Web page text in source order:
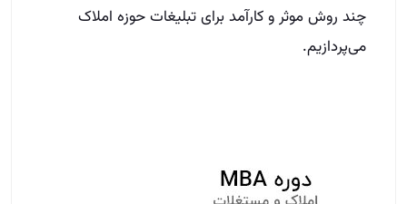
چند روش موثر و کارآمد برای تبلیغات حوزه املاک
می‌پردازیم.